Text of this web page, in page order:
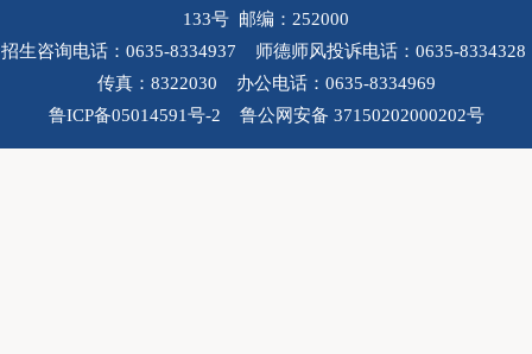
133号 邮编：252000
招生咨询电话：0635-8334937 师德师风投诉电话：0635-8334328
传真：8322030 办公电话：0635-8334969
鲁ICP备05014591号-2 鲁公网安备 37150202000202号